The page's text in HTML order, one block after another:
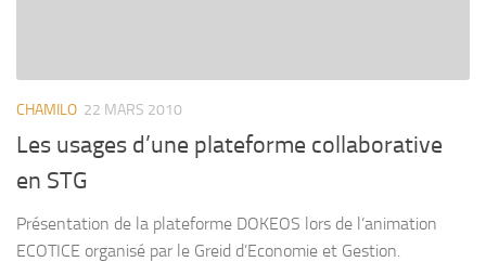
CHAMILO 22 MARS 2010
Les usages d’une plateforme collaborative
en STG
Présentation de la plateforme DOKEOS lors de l’animation
ECOTICE organisé par le Greid d’Economie et Gestion.